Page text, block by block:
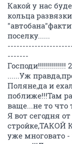
Какой у нас
кольца
поселку......
-------
Господи!!!!!!!!!!!!!!
......Уж
Поляне,да и
поближе!!!Там
ваще...не то
Я вот сегодня
стройке,ТАКОЙ
уже многовато